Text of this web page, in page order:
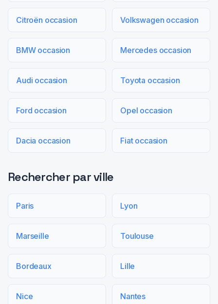
Citroën occasion Volkswagen occasion
BMW occasion Mercedes occasion
Audi occasion Toyota occasion
Ford occasion Opel occasion
Dacia occasion Fiat occasion
Rechercher par ville
Paris Lyon
Marseille Toulouse
Bordeaux Lille
Nice Nantes